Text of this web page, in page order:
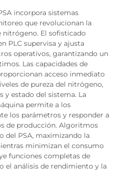
incorpora sistemas
que revolucionan la
El sofisticado
PLC supervisa y ajusta
operativos, garantizando un
Las capacidades de
acceso inmediato
de pureza del nitrógeno,
y estado del sistema. La
permite a los
los parámetros y responder a
de producción. Algoritmos
del PSA, maximizando la
minimizan el consumo
funciones completas de
el análisis de rendimiento y la